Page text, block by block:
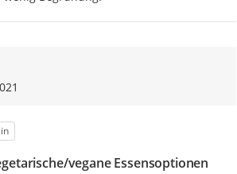
vegane Essensoptionen